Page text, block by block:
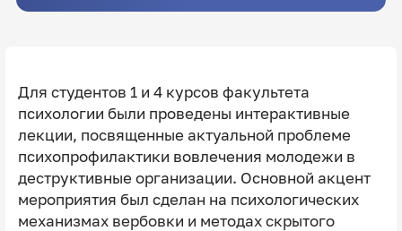
Для студентов 1 и 4 курсов факультета
психологии были проведены интерактивные
лекции, посвященные актуальной проблеме
психопрофилактики вовлечения молодежи в
деструктивные организации. Основной акцент
мероприятия был сделан на психологических
механизмах вербовки и методах скрытого